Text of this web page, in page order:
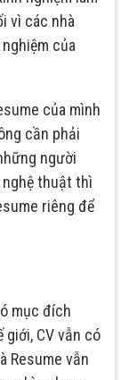
vì các nhà
của
của mình
cần phải
người
thuật thì
riêng để
mục đích
CV vẫn có
Resume vẫn